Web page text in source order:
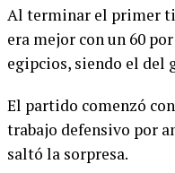
Al terminar el primer
era mejor con un 60
egipcios, siendo el del
El partido comenzó
trabajo defensivo por
saltó la sorpresa.